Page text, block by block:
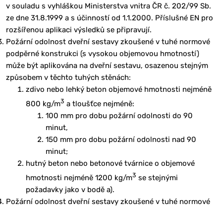
v souladu s vyhláškou Ministerstva vnitra ČR č. 202/99 Sb.
ze dne 31.8.1999 a s účinností od 1.1.2000. Příslušné EN pro
rozšířenou aplikaci výsledků se připravují.
Požární odolnost dveřní sestavy zkoušené v tuhé normové
podpěrné konstrukci (s vysokou objemovou hmotností)
může být aplikována na dveřní sestavu, osazenou stejným
způsobem v těchto tuhých stěnách:
zdivo nebo lehký beton objemové hmotnosti nejméně
800 kg/m3 a tloušťce nejméně:
100 mm pro dobu požární odolnosti do 90
minut,
150 mm pro dobu požární odolnosti nad 90
minut;
hutný beton nebo betonové tvárnice o objemové
hmotnosti nejméně 1200 kg/m3 se stejnými
požadavky jako v bodě a).
Požární odolnost dveřní sestavy zkoušené v tuhé normové